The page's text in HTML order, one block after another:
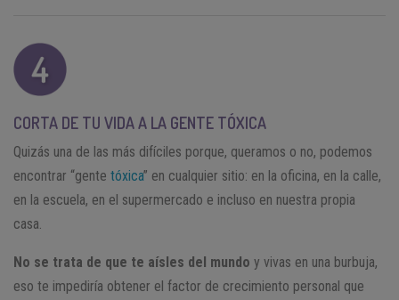
CORTA DE TU VIDA A LA GENTE TÓXICA
Quizás una de las más difíciles porque, queramos o no, podemos
encontrar “gente tóxica” en cualquier sitio: en la oficina, en la calle,
en la escuela, en el supermercado e incluso en nuestra propia
casa.
No se trata de que te aísles del mundo y vivas en una burbuja,
eso te impediría obtener el factor de crecimiento personal que